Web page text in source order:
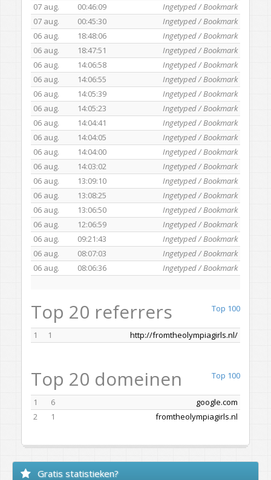
07 aug.
00:46:09
Ingetyped / Bookmark
07 aug.
00:45:30
Ingetyped / Bookmark
06 aug.
18:48:06
Ingetyped / Bookmark
06 aug.
18:47:51
Ingetyped / Bookmark
06 aug.
14:06:58
Ingetyped / Bookmark
06 aug.
14:06:55
Ingetyped / Bookmark
06 aug.
14:05:39
Ingetyped / Bookmark
06 aug.
14:05:23
Ingetyped / Bookmark
06 aug.
14:04:41
Ingetyped / Bookmark
06 aug.
14:04:05
Ingetyped / Bookmark
06 aug.
14:04:00
Ingetyped / Bookmark
06 aug.
14:03:02
Ingetyped / Bookmark
06 aug.
13:09:10
Ingetyped / Bookmark
06 aug.
13:08:25
Ingetyped / Bookmark
06 aug.
13:06:50
Ingetyped / Bookmark
06 aug.
12:06:59
Ingetyped / Bookmark
06 aug.
09:21:43
Ingetyped / Bookmark
06 aug.
08:07:03
Ingetyped / Bookmark
06 aug.
08:06:36 Ingetyped / Bookmark
Top 100
Top 20 referrers
1 1 http://fromtheolympiagirls.nl/
Top 100
Top 20 domeinen
1 6
google.com
2
1 fromtheolympiagirls.nl
Gratis statistieken?